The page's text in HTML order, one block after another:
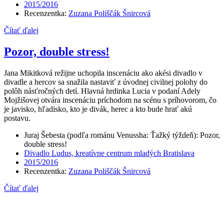
2015/2016
Recenzentka: Zuzana Poliščák Šnircová
Čítať ďalej
Pozor, double stress!
Jana Mikitková režijne uchopila inscenáciu ako akési divadlo v
divadle a hercov sa snažila nastaviť z úvodnej civilnej polohy do
polôh násťročných detí. Hlavná hrdinka Lucia v podaní Adely
Mojžišovej otvára inscenáciu príchodom na scénu s príhovorom, čo
je javisko, hľadisko, kto je divák, herec a kto bude hrať akú
postavu.
Juraj Šebesta (podľa románu Venussha: Ťažký týždeň): Pozor,
double stress!
Divadlo Ludus, kreatívne centrum mladých Bratislava
2015/2016
Recenzentka: Zuzana Poliščák Šnircová
Čítať ďalej